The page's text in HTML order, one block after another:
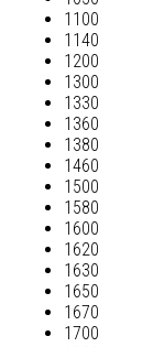
1100
1140
1200
1300
1330
1360
1380
1460
1500
1580
1600
1620
1630
1650
1670
1700